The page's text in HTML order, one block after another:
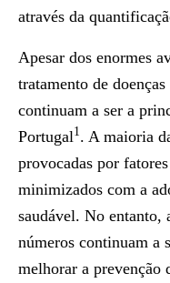
através da
Apesar dos enormes
tratamento de
continuam a ser a
Portugal1. A maioria
provocadas por
minimizados com a
saudável. No entanto,
números continuam a
melhorar a prevenção